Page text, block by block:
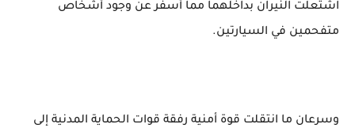
اشتعلت النيران بداخلهما مما أسفر عن وجود أشخاص
متفحمين في السيارتين.
وسرعان ما انتقلت قوة أمنية رفقة قوات الحماية المدنية إلى